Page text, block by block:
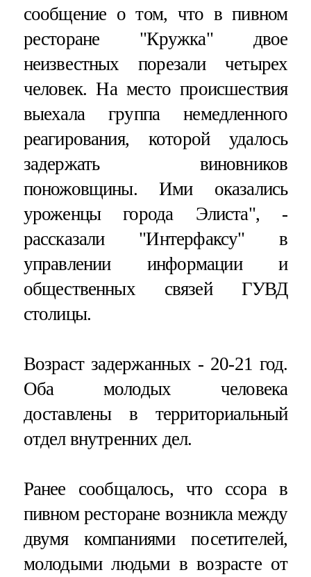
сообщение о том, что в пивном
ресторане "Кружка" двое
неизвестных порезали четырех
человек. На место происшествия
выехала группа немедленного
реагирования, которой удалось
задержать виновников
поножовщины. Ими оказались
уроженцы города Элиста", -
рассказали "Интерфаксу" в
управлении информации и
общественных связей ГУВД
столицы.
Возраст задержанных - 20-21 год.
Оба молодых человека
доставлены в территориальный
отдел внутренних дел.
Ранее сообщалось, что ссора в
пивном ресторане возникла между
двумя компаниями посетителей,
молодыми людьми в возрасте от